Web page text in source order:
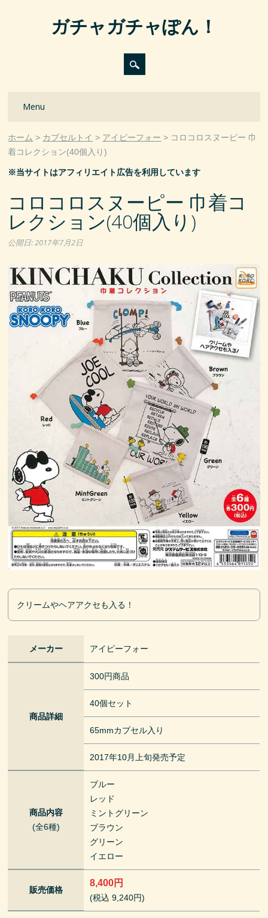
ガチャガチャぽん！
Main menu
Menu
ホーム カプセルトイ アイピーフォー
コロコロスヌーピー 巾
着コレクション(40個入り)
※当サイトはアフィリエイト広告を利用しています
コロコロスヌーピー 巾着コ
レクション(40個入り)
公開日:2017年7月2日
クリームやヘアアクセも入る！
メーカー アイピーフォー
商品詳細
300円商品
40個セット
65mmカプセル入り
2017年10月上旬発売予定
商品内容
(全6種)
ブルー
レッド
ミントグリーン
ブラウン
グリーン
イエロー
販売価格
8,400円
(税込 9,240円)